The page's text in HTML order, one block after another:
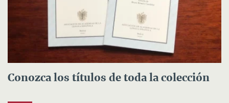
Conozca los títulos de toda la colección